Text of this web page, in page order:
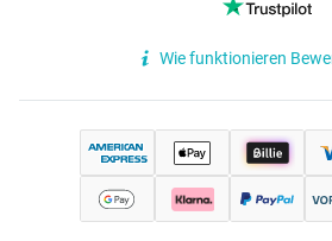
Wie funktionieren